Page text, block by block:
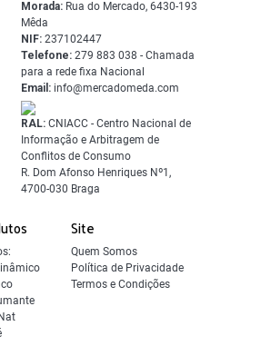
Site
Quem Somos
Política de Privacidade
Termos e Condições
Morada: Rua do Mercado, 6430-193
Mêda
NIF: 237102447
Telefone: 279 883 038 - Chamada
para a rede fixa Nacional
Email: info@mercadomeda.com
RAL: CNIACC - Centro Nacional de
Informação e Arbitragem de
Conflitos de Consumo
R. Dom Afonso Henriques Nº1,
4700-030 Braga